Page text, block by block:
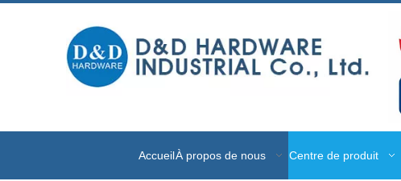
AccueilÀ propos de nous Centre de produit